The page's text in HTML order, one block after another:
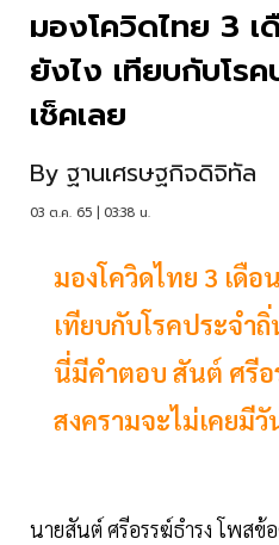
มองโควิดไทย 3 เ
ยังไง เทียบกับโรค
เช็คเลย
By ฐานเศรษฐกิจดิจิทัล
03 ต.ค. 65 | 03:38 น.
มองโควิดไทย 3 เดือ
เทียบกับโรคประจำ
นี่มีคำตอบ สันต์ ศรีอ
สงครามจะไม่เคยมี
นายสันต์ ศรีอรรฆ์ธำรง โพสข้